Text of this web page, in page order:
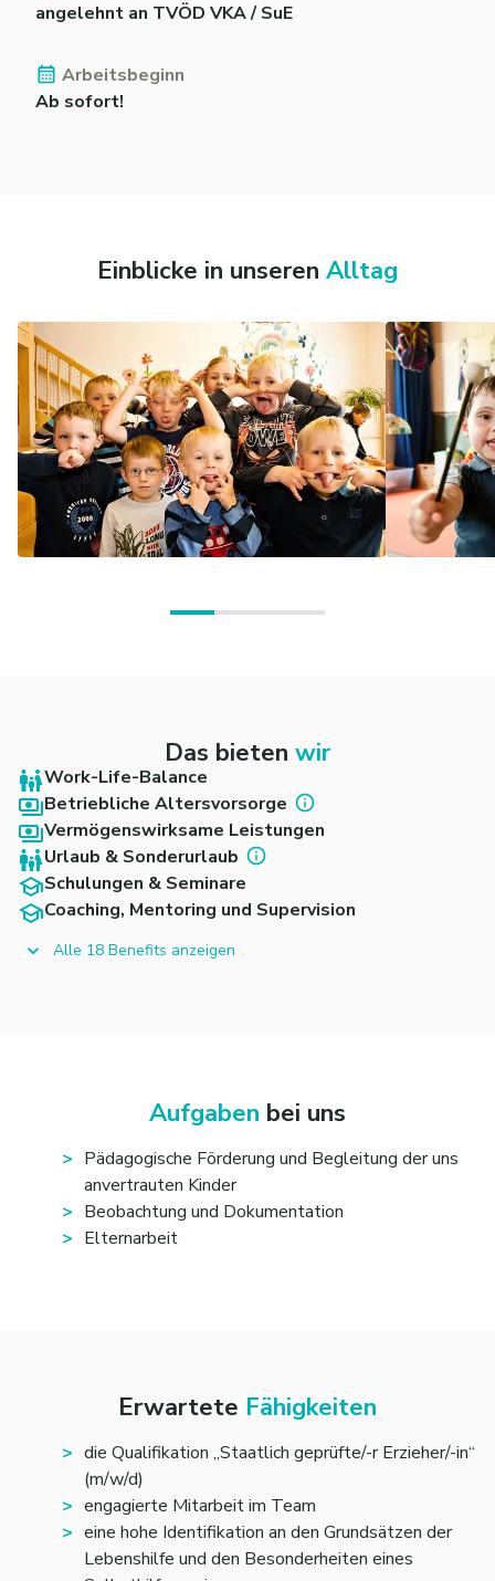
angelehnt an TVÖD VKA / SuE
Arbeitsbeginn
Ab sofort!
Einblicke in unseren Alltag
Das bieten wir
Work-Life-Balance
Betriebliche Altersvorsorge
Vermögenswirksame Leistungen
Urlaub & Sonderurlaub
Schulungen & Seminare
Coaching, Mentoring und Supervision
Alle 18 Benefits anzeigen
Aufgaben bei uns
Pädagogische Förderung und Begleitung der uns
anvertrauten Kinder
Beobachtung und Dokumentation
Elternarbeit
Erwartete Fähigkeiten
die Qualifikation „Staatlich geprüfte/-r Erzieher/-in“
(m/w/d)
engagierte Mitarbeit im Team
eine hohe Identifikation an den Grundsätzen der
Lebenshilfe und den Besonderheiten eines